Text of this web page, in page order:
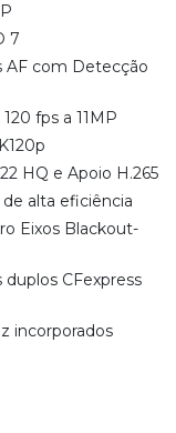
7
AF com Detecção
fps a 11MP
HQ e Apoio H.265
alta eficiência
Eixos Blackout-
CFexpress
incorporados